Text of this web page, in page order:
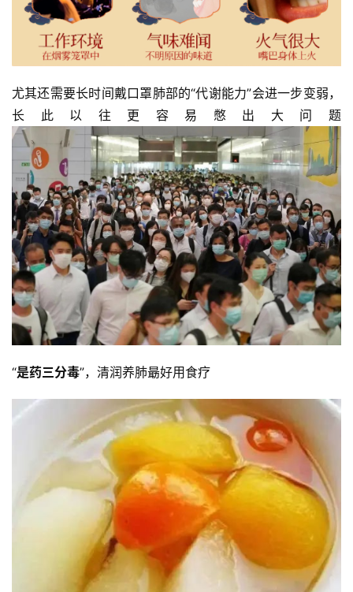
尤其还需要长时间戴口罩肺部的“代谢能力”会进一步变弱，
长此以往更容易憋出大问题
“是药三分毒”，清润养肺朂好用食疗